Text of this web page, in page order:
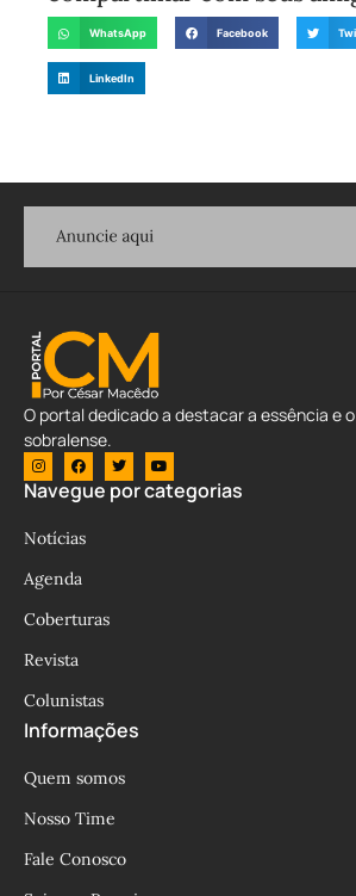
WhatsApp Facebook
LinkedIn
O portal dedicado a destacar a essência e
sobralense.
Navegue por categorias
Notícias
Agenda
Coberturas
Revista
Colunistas
Informações
Quem somos
Nosso Time
Fale Conosco